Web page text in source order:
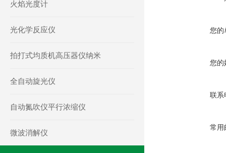
您的
您的
联系
常用
火焰光度计
光化学反应仪
拍打式均质机高压器仪纳米
全自动旋光仪
自动氮吹仪平行浓缩仪
微波消解仪